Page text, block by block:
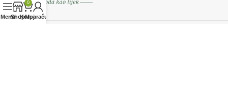
MenuShop
0
Korpa
Moj račun